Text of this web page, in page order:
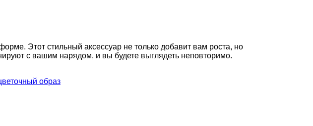
Этот стильный аксессуар не только добавит вам роста, но
с вашим нарядом, и вы будете выглядеть неповторимо.
образ